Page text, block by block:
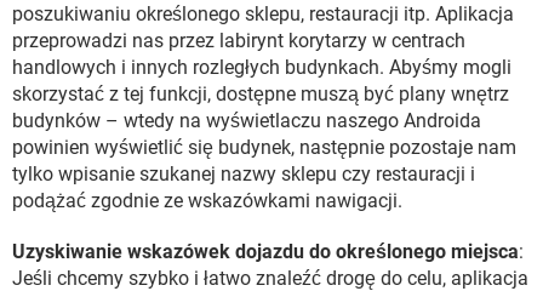
poszukiwaniu określonego sklepu, restauracji itp. Aplikacja
przeprowadzi nas przez labirynt korytarzy w centrach
handlowych i innych rozległych budynkach. Abyśmy mogli
skorzystać z tej funkcji, dostępne muszą być plany wnętrz
budynków – wtedy na wyświetlaczu naszego Androida
powinien wyświetlić się budynek, następnie pozostaje nam
tylko wpisanie szukanej nazwy sklepu czy restauracji i
podążać zgodnie ze wskazówkami nawigacji.
Uzyskiwanie wskazówek dojazdu do określonego miejsca:
Jeśli chcemy szybko i łatwo znaleźć drogę do celu, aplikacja